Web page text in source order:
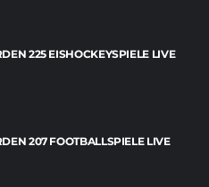
225 EISHOCKEYSPIELE LIVE
207 FOOTBALLSPIELE LIVE